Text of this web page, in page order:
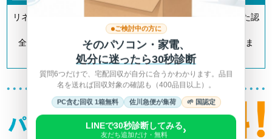
リネットジャパンは「小型家電リサイクル法」の認定を受けた認
定事業者です。
全国700以上の自治体とも連携してリサイクルを推進していま
す。
ご検討中の方に
そのパソコン・家電、
処分に迷ったら30秒診断
質問6つだけで、宅配回収が自分に合うかわかります。品目
名を送れば回収対象の確認も（400品目以上）。
PC含む回収 1箱無料 佐川急便が集荷 🌱 国認定
LINEで30秒診断してみる
友だち追加だけ・無料 ›